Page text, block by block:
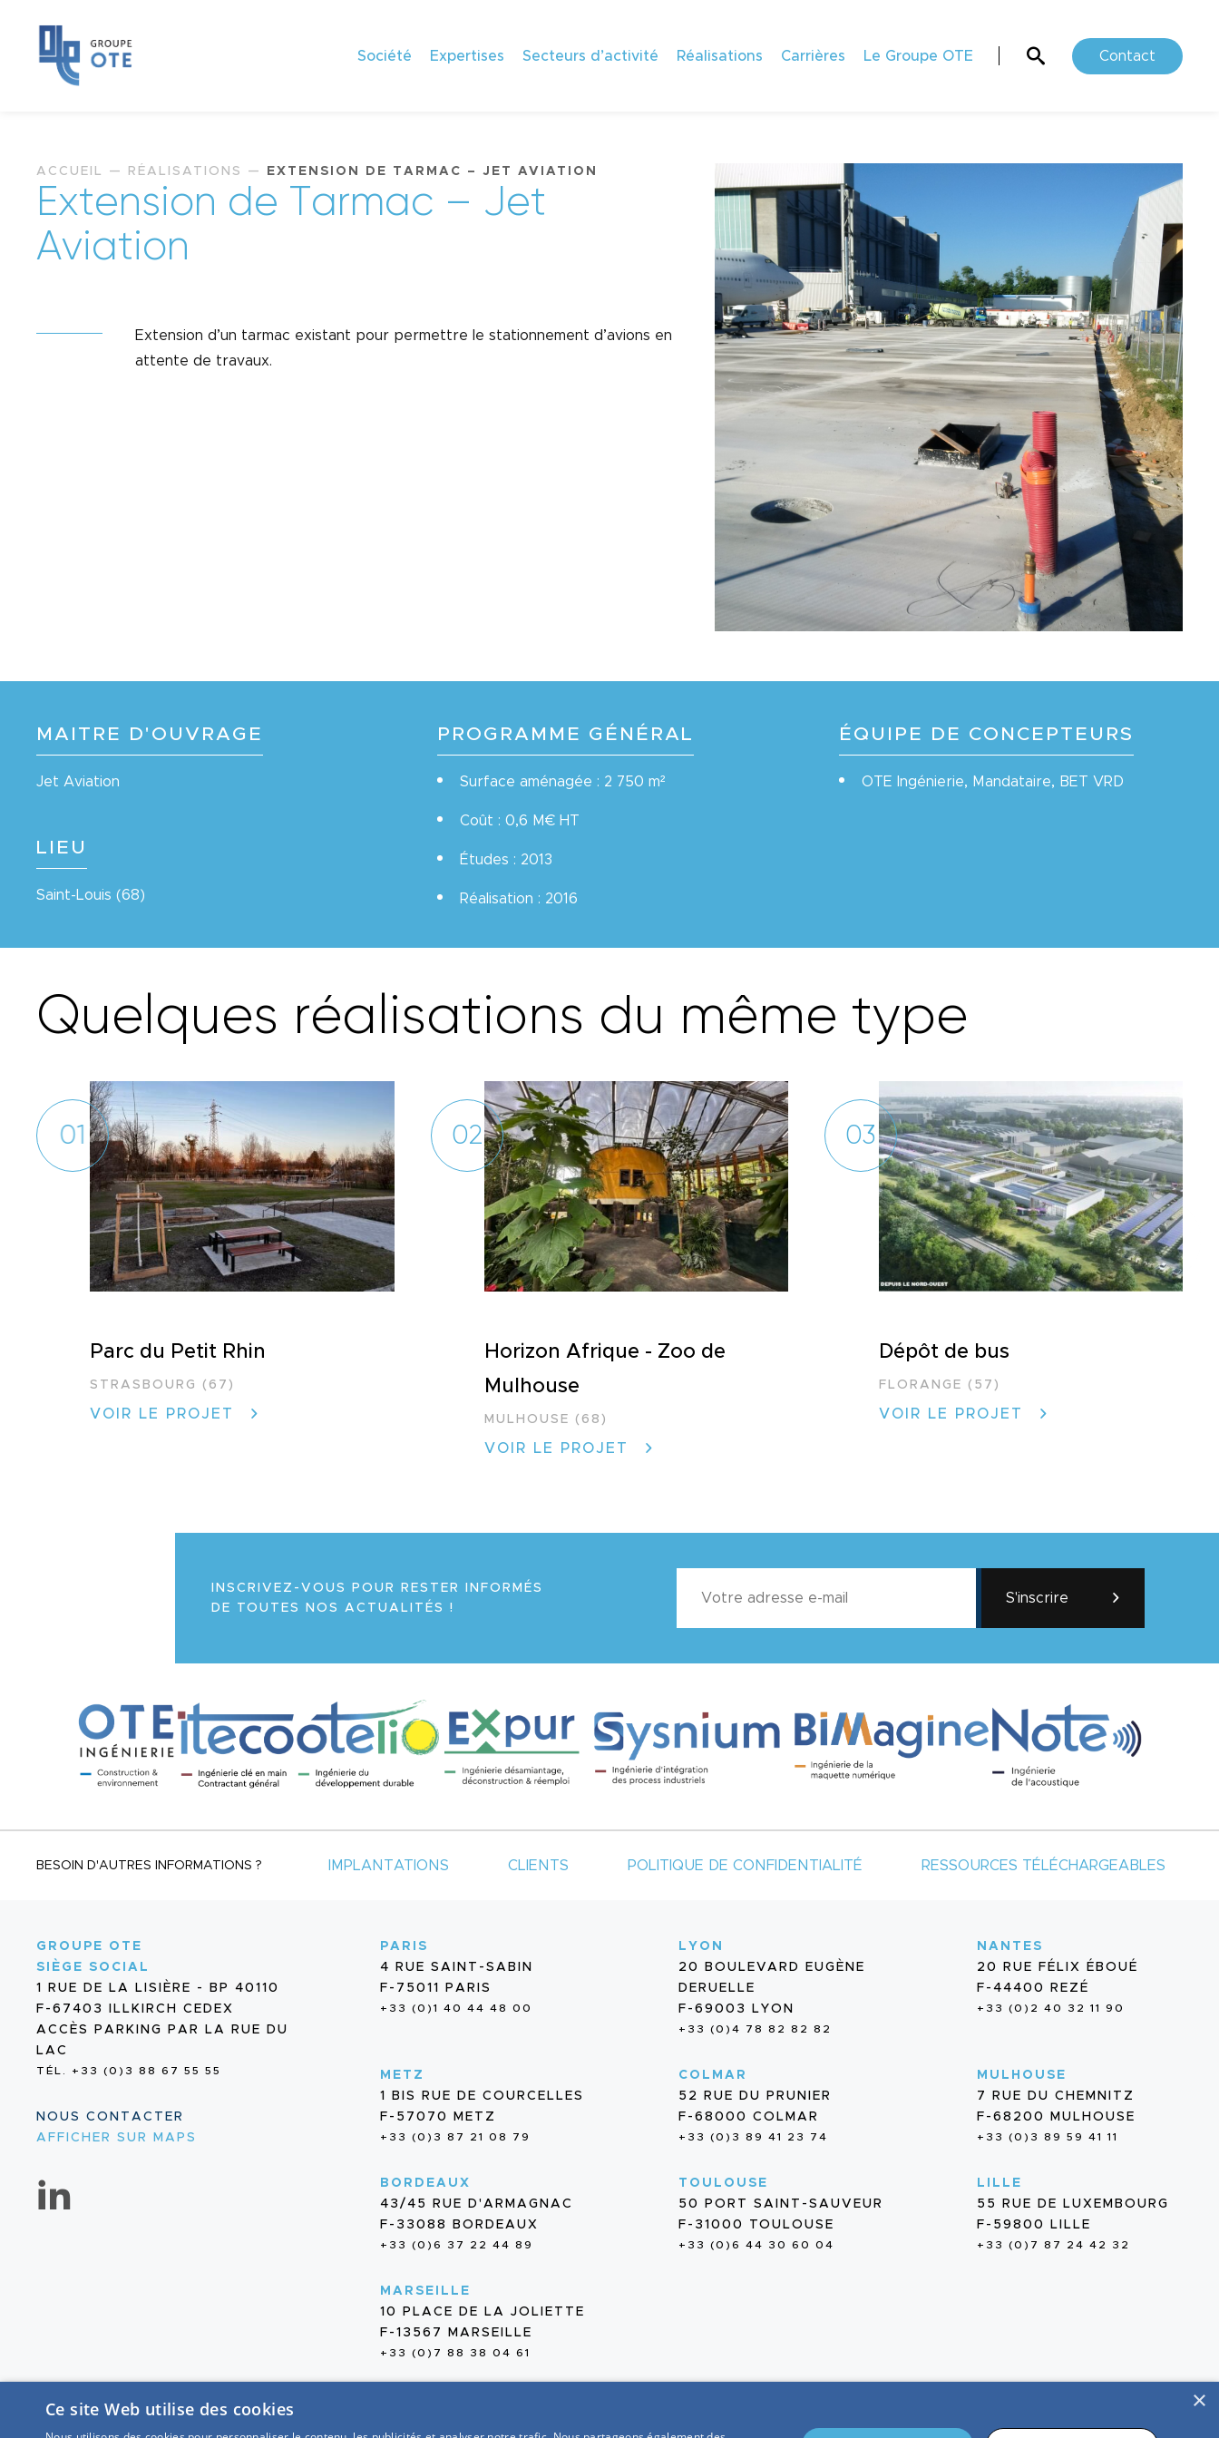
Société Expertises Secteurs d’activité Réalisations Carrières Le Groupe OTE Contact
ACCUEIL — RÉALISATIONS — EXTENSION DE TARMAC – JET AVIATION
Extension de Tarmac – Jet
Aviation
Extension d’un tarmac existant pour permettre le stationnement d’avions en
attente de travaux.
MAITRE D'OUVRAGE
Jet Aviation
LIEU
Saint-Louis (68)
PROGRAMME GÉNÉRAL
Surface aménagée : 2 750 m²
Coût : 0,6 M€ HT
Études : 2013
Réalisation : 2016
ÉQUIPE DE CONCEPTEURS
OTE Ingénierie, Mandataire, BET VRD
Quelques réalisations du même type
01
Parc du Petit Rhin
STRASBOURG (67)
VOIR LE PROJET
02
Horizon Afrique - Zoo de
Mulhouse
MULHOUSE (68)
VOIR LE PROJET
03
Dépôt de bus
FLORANGE (57)
VOIR LE PROJET
INSCRIVEZ-VOUS POUR RESTER INFORMÉS
DE TOUTES NOS ACTUALITÉS !
S'inscrire
BESOIN D'AUTRES INFORMATIONS ? IMPLANTATIONS CLIENTS POLITIQUE DE CONFIDENTIALITÉ RESSOURCES TÉLÉCHARGEABLES
GROUPE OTE
SIÈGE SOCIAL
1 RUE DE LA LISIÈRE - BP 40110
F-67403 ILLKIRCH CEDEX
ACCÈS PARKING PAR LA RUE DU
LAC
TÉL. +33 (0)3 88 67 55 55
NOUS CONTACTER
AFFICHER SUR MAPS
PARIS
4 RUE SAINT-SABIN
F-75011 PARIS
+33 (0)1 40 44 48 00
LYON
20 BOULEVARD EUGÈNE
DERUELLE
F-69003 LYON
+33 (0)4 78 82 82 82
NANTES
20 RUE FÉLIX ÉBOUÉ
F-44400 REZÉ
+33 (0)2 40 32 11 90
METZ
1 BIS RUE DE COURCELLES
F-57070 METZ
+33 (0)3 87 21 08 79
COLMAR
52 RUE DU PRUNIER
F-68000 COLMAR
+33 (0)3 89 41 23 74
MULHOUSE
7 RUE DU CHEMNITZ
F-68200 MULHOUSE
+33 (0)3 89 59 41 11
BORDEAUX
43/45 RUE D'ARMAGNAC
F-33088 BORDEAUX
+33 (0)6 37 22 44 89
TOULOUSE
50 PORT SAINT-SAUVEUR
F-31000 TOULOUSE
+33 (0)6 44 30 60 04
LILLE
55 RUE DE LUXEMBOURG
F-59800 LILLE
+33 (0)7 87 24 42 32
MARSEILLE
10 PLACE DE LA JOLIETTE
F-13567 MARSEILLE
+33 (0)7 88 38 04 61
×
Ce site Web utilise des cookies